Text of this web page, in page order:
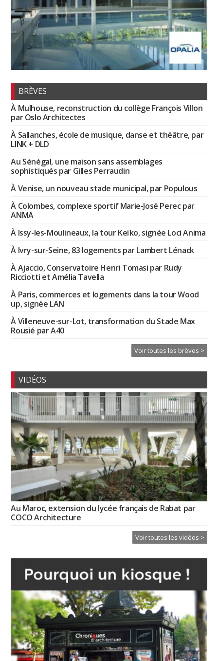
BRÈVES
À Mulhouse, reconstruction du collège François Villon
par Oslo Architectes
À Sallanches, école de musique, danse et théâtre, par
LINK + DLD
Au Sénégal, une maison sans assemblages
sophistiqués par Gilles Perraudin
À Venise, un nouveau stade municipal, par Populous
À Colombes, complexe sportif Marie-José Perec par
ANMA
À Issy-les-Moulineaux, la tour Keïko, signée Loci Anima
À Ivry-sur-Seine, 83 logements par Lambert Lénack
À Ajaccio, Conservatoire Henri Tomasi par Rudy
Ricciotti et Amélia Tavella
À Paris, commerces et logements dans la tour Wood
up, signée LAN
À Villeneuve-sur-Lot, transformation du Stade Max
Rousié par A40
Voir toutes les brèves >
VIDÉOS
Au Maroc, extension du lycée français de Rabat par
COCO Architecture
Voir toutes les vidéos >